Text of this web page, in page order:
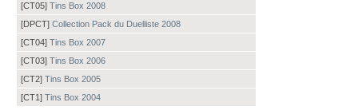
[CT05] Tins Box 2008
[DPCT] Collection Pack du Duelliste 2008
[CT04] Tins Box 2007
[CT03] Tins Box 2006
[CT2] Tins Box 2005
[CT1] Tins Box 2004